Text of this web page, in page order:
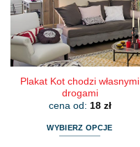
wybrać
na
stronie
produktu
Plakat Kot chodzi własnymi
drogami
cena od: 18 zł
WYBIERZ OPCJE